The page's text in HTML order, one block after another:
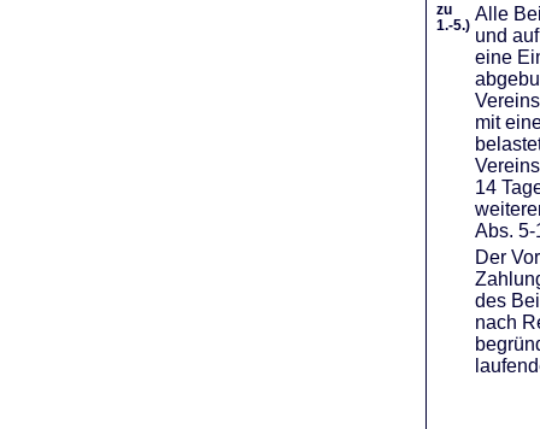
zu
1.-5.)
Alle
und
eine
mit
14
Abs.
Der
des
nach